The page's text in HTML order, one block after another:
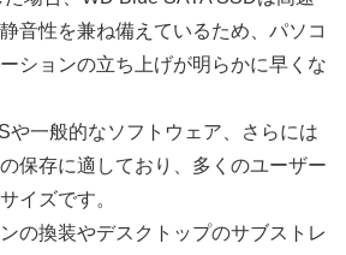
音性を兼ね備えているため、パソコ
ションの立ち上げが明らかに早くな
や一般的なソフトウェア、さらには
保存に適しており、多くのユーザー
イズです。
の換装やデスクトップのサブストレ